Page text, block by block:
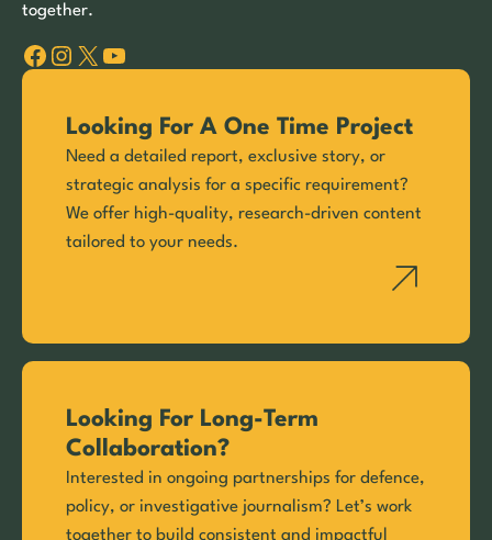
together.
Facebook Instagram X YouTube
Looking For A One Time Project
Need a detailed report, exclusive story, or
strategic analysis for a specific requirement?
We offer high-quality, research-driven content
tailored to your needs.
Looking For Long-Term
Collaboration?
Interested in ongoing partnerships for defence,
policy, or investigative journalism? Let’s work
together to build consistent and impactful